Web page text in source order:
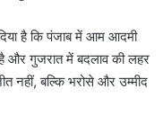
है कि पंजाब में आम आदमी
है और गुजरात में बदलाव की लहर
नहीं, बल्कि भरोसे और उम्मीद